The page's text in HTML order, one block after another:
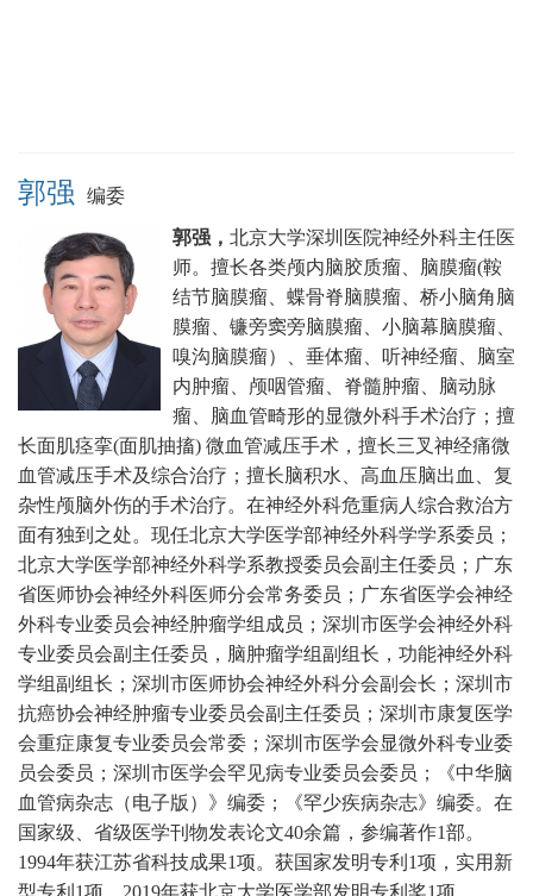
郭强 编委
郭强， 北京大学深圳医院神经外科主任医
师。 擅长各类颅内脑胶质瘤、脑膜瘤(鞍
结节脑膜瘤、蝶骨脊脑膜瘤、桥小脑角脑
膜瘤、镰旁窦旁脑膜瘤、小脑幕脑膜瘤、
嗅沟脑膜瘤）、垂体瘤、听神经瘤、脑室
内肿瘤、颅咽管瘤、脊髓肿瘤、脑动脉
瘤、脑血管畸形的显微外科手术治疗；擅
长面肌痉挛(面肌抽搐) 微血管减压手术，擅长三叉神经痛微
血管减压手术及综合治疗；擅长脑积水、高血压脑出血、复
杂性颅脑外伤的手术治疗。在神经外科危重病人综合救治方
面有独到之处。现任北京大学医学部神经外科学学系委员；
北京大学医学部神经外科学系教授委员会副主任委员；广东
省医师协会神经外科医师分会常务委员；广东省医学会神经
外科专业委员会神经肿瘤学组成员；深圳市医学会神经外科
专业委员会副主任委员，脑肿瘤学组副组长，功能神经外科
学组副组长；深圳市医师协会神经外科分会副会长；深圳市
抗癌协会神经肿瘤专业委员会副主任委员；深圳市康复医学
会重症康复专业委员会常委；深圳市医学会显微外科专业委
员会委员；深圳市医学会罕见病专业委员会委员；《中华脑
血管病杂志（电子版）》编委；《罕少疾病杂志》编委。 在
国家级、省级医学刊物发表论文40余篇，参编著作1部。
1994年获江苏省科技成果1项。获国家发明专利1项，实用新
型专利1项。2019年获北京大学医学部发明专利奖1项。